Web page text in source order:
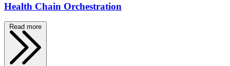
Health Chain Orchestration
Read more